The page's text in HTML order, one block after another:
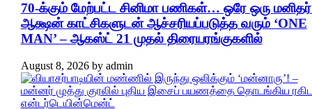
70-க்கும் மேற்பட்ட சினிமா பணிகள்… ஒரே ஒரு
ஆக்ஷன் காட்சிகளுடன் ஆச்சரியப்படுத்த வரும் ‘ONE
MAN’ – ஆகஸ்ட் 21 முதல் திரையரங்குகளில்
August 8, 2026by admin